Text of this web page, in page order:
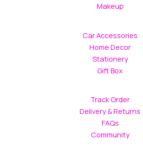
Makeup
Car Accessories
Home Decor
Stationery
Gift Box
Track Order
Delivery & Returns
FAQs
Community